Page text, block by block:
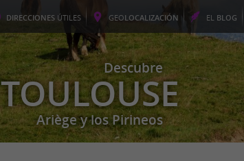
DIRECCIONES ÚTILES GEOLOCALIZACIÓN EL BLOG
Descubre
TOULOUSE
Ariège y los Pirineos